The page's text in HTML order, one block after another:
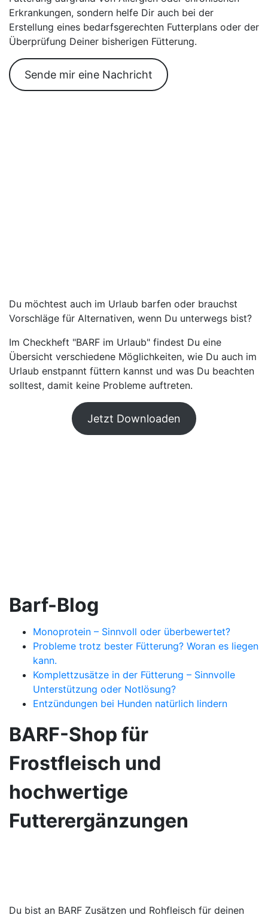
Erkrankungen, sondern helfe Dir auch bei der
Erstellung eines bedarfsgerechten Futterplans oder der
Überprüfung Deiner bisherigen Fütterung.
Sende mir eine Nachricht
Du möchtest auch im Urlaub barfen oder brauchst
Vorschläge für Alternativen, wenn Du unterwegs bist?
Im Checkheft "BARF im Urlaub" findest Du eine
Übersicht verschiedene Möglichkeiten, wie Du auch im
Urlaub enstpannt füttern kannst und was Du beachten
solltest, damit keine Probleme auftreten.
Jetzt Downloaden
Barf-Blog
Monoprotein – Sinnvoll oder überbewertet?
Probleme trotz bester Fütterung? Woran es liegen
kann.
Komplettzusätze in der Fütterung – Sinnvolle
Unterstützung oder Notlösung?
Entzündungen bei Hunden natürlich lindern
BARF-Shop für
Frostfleisch und
hochwertige
Futterergänzungen
Du bist an BARF Zusätzen und Rohfleisch für deinen